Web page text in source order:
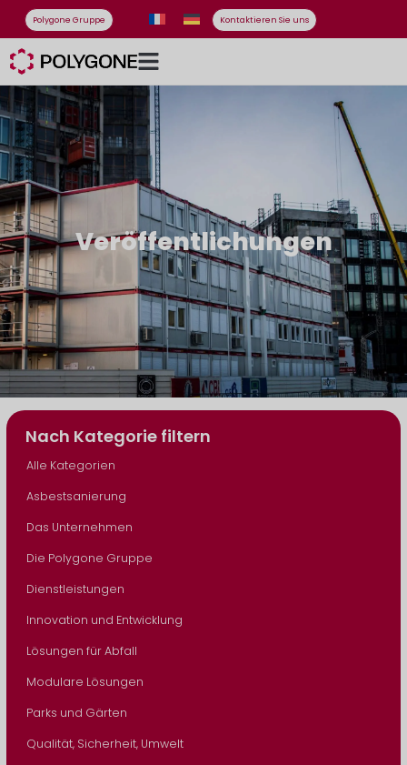
Polygone Gruppe Kontaktieren Sie uns
Veröffentlichungen
Nach Kategorie filtern
Asbestsanierung
Das Unternehmen
Die Polygone Gruppe
Dienstleistungen
Innovation und Entwicklung
Lösungen für Abfall
Modulare Lösungen
Parks und Gärten
Qualität, Sicherheit, Umwelt
Alle Kategorien